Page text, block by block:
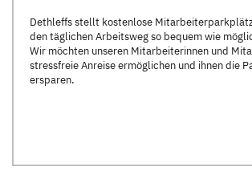
Dethleffs stellt kostenlose
den täglichen Arbeitsweg so bequem wie
Wir möchten unseren Mitarbeiterinnen und
stressfreie Anreise ermöglichen und ihnen die
ersparen.